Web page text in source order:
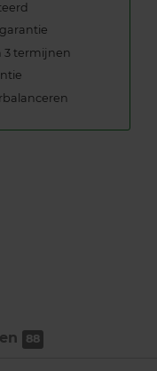
3 termijnen
88